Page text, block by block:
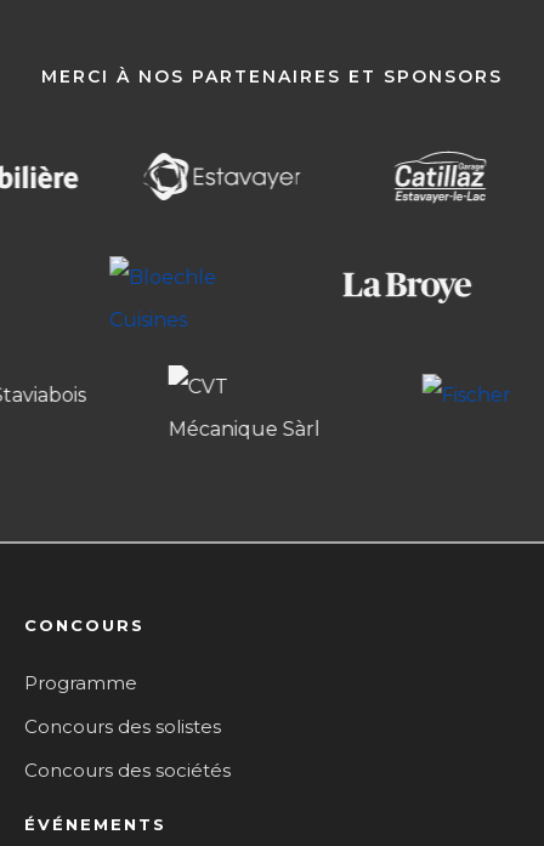
MERCI À NOS PARTENAIRES ET SPONSORS
CONCOURS
Programme
Concours des solistes
Concours des sociétés
ÉVÉNEMENTS